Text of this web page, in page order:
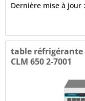
Dernière mise à jour
table
CLM 650 2-7001